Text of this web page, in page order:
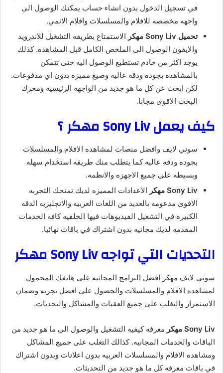
في تسجيل الدخول بدون انشاء حساب يمكنك الوصول الى
واجهه مخصصه للافلام والمسلسلات وافلام الانمي.
تحميل Sony Liv مهكر
الاستمتاع بطريقه التشغيل للاندرويد
والايفون الوصول الى الملخص الكامل قبل المشاهده. كذلك
يوجد اكثر من خادم تستطيع الوصول اليه حتى تتمكن
بالمشاهده بجوده ودقه عاليه وصيغ مميزه بدون اي مدفوعات.
لكن ابحث عن كل ما هو جديد من الواجهه الرئيسيه ومحرك
البحث الاقوى مجانا.
كيف يعمل Sony Liv مهكر ؟
سوني لايف وافضل منصات لمشاهده الافلام والمسلسلات
بجوده ودقه عاليه كما يتطلب منك طريقه استخدام سهله
وبسيطه على جميع الاجهزه والانظمه.
Sony Liv مهكر
الاعدادات المميزه لديك تمنحك التجربه
الاقوى مدعومه بالعديد من اللغات العربيه والانجليزيه الدقه
الكبيره في التشغيل الفيديوهات فيها الخلفيه كافه الخدمات
المقدمه لديك مجانيه بدون اشتراك في باقات نهائيا.
التحديات التي تواجه Sony Liv مهكر
سوني لايف مهكر افضل البرامج المجانيه على هاتفك المحمول
لمشاهده الافلام والمسلسلات والحصول على افضل تجربه وضمان
الاستمرار والتغلب على جميع العقبات والمشاكل والتحديات.
Sony Liv مهكر
معرفه كيفيه التشغيل والوصول الى ما هو جديد من
الباقات والخدمات المجانيه. كذالك التغلب على جميع المشاكل
ومشاهده الافلام والمسلسلات العربيه بدون اعلانات وبدون اشتراك
في باقات معرفه كل ما هو جديد من التحديثات.